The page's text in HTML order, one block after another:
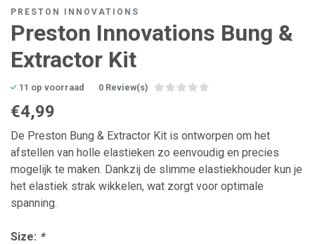
PRESTON INNOVATIONS
Preston Innovations Bung &
Extractor Kit
11 op voorraad 0 Review(s)
€4,99
De Preston Bung & Extractor Kit is ontworpen om het
afstellen van holle elastieken zo eenvoudig en precies
mogelijk te maken. Dankzij de slimme elastiekhouder kun je
het elastiek strak wikkelen, wat zorgt voor optimale
spanning.
Size: *